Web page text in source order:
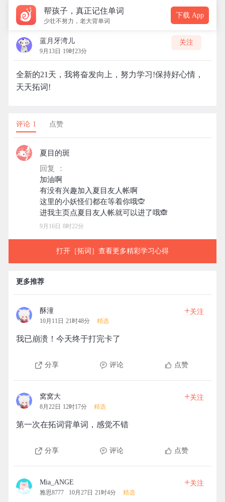
帮孩子，真正记住单词
少壮不努力，老大背单词
下载 App
蓝月牙湾儿
9月13日 19时23分
关注
全新的21天，我将奋发向上，努力学习!保持好心情，
天天拓词!
评论 1 点赞
夏目的斑
回复 ：
加油啊
有没有兴趣加入夏目友人帐啊
这里的小妖怪们都在等着你哦🙊
9月16日 8时22分
打开［拓词］查看更多精彩学习心得
更多推荐
酥潼
10月11日 21时48分 精选
+关注
我已崩溃！今天终于打完卡了
分享 评论 点赞
窝窝大
8月22日 12时17分 精选
+关注
第一次在拓词背单词，感觉不错
分享 评论 点赞
Mia_ANGE
雅思8777 10月27日 21时4分 精选
+关注